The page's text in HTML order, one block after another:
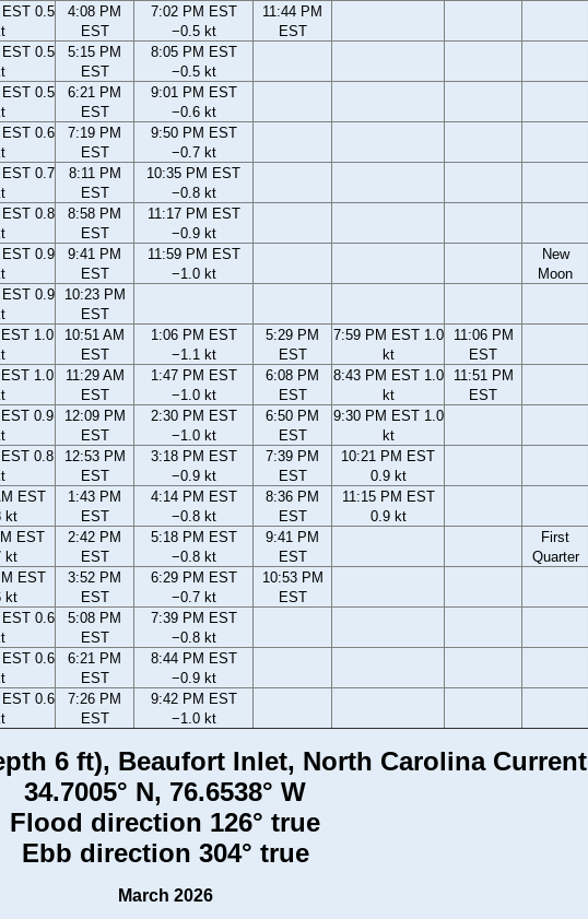
0.5
4:08 PM
EST
7:02 PM EST
−0.5 kt
11:44 PM
EST
0.5
5:15 PM
EST
8:05 PM EST
−0.5 kt
0.5
6:21 PM
EST
9:01 PM EST
−0.6 kt
0.6
7:19 PM
EST
9:50 PM EST
−0.7 kt
0.7
8:11 PM
EST
10:35 PM EST
−0.8 kt
0.8
8:58 PM
EST
11:17 PM EST
−0.9 kt
0.9
9:41 PM
EST
11:59 PM EST
−1.0 kt
New
Moon
0.9
10:23 PM
EST
1.0
10:51 AM
EST
1:06 PM EST
−1.1 kt
5:29 PM
EST
7:59 PM EST 1.0
kt
11:06 PM
EST
1.0
11:29 AM
EST
1:47 PM EST
−1.0 kt
6:08 PM
EST
8:43 PM EST 1.0
kt
11:51 PM
EST
0.9
12:09 PM
EST
2:30 PM EST
−1.0 kt
6:50 PM
EST
9:30 PM EST 1.0
kt
0.8
12:53 PM
EST
3:18 PM EST
−0.9 kt
7:39 PM
EST
10:21 PM EST
0.9 kt
EST
kt
1:43 PM
EST
4:14 PM EST
−0.8 kt
8:36 PM
EST
11:15 PM EST
0.9 kt
EST
kt
2:42 PM
EST
5:18 PM EST
−0.8 kt
9:41 PM
EST
First
Quarter
EST
kt
3:52 PM
EST
6:29 PM EST
−0.7 kt
10:53 PM
EST
0.6
5:08 PM
EST
7:39 PM EST
−0.8 kt
0.6
6:21 PM
EST
8:44 PM EST
−0.9 kt
0.6
7:26 PM
EST
9:42 PM EST
−1.0 kt
6 ft), Beaufort Inlet, North Carolina Current
34.7005° N, 76.6538° W
Flood direction 126° true
Ebb direction 304° true
March 2026